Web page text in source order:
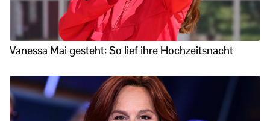
Vanessa Mai gesteht: So lief ihre Hochzeitsnacht